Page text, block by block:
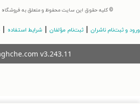
© کلیه حقوق این سایت محفوظ و متعلق به فروشگاه
ورود و ثبت‌نام ناشران ثبت‌نام مؤلفان شرایط استفاده
v3.243.11